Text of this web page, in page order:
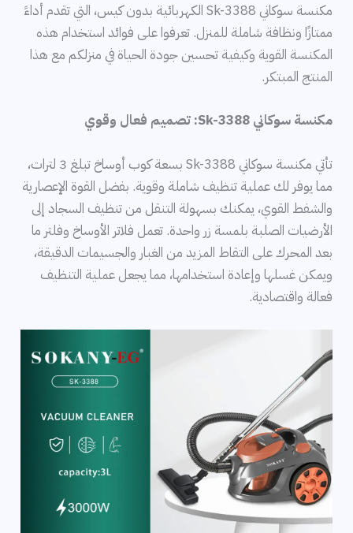
مكنسة سوكاني Sk-3388 الكهربائية بدون كيس، التي تقدم أداءً
ممتازًا ونظافة شاملة للمنزل. تعرفوا على فوائد استخدام هذه
المكنسة القوية وكيفية تحسين جودة الحياة في منزلكم مع هذا
المنتج المبتكر.
مكنسة سوكاني Sk-3388: تصميم فعال وقوي
تأتي مكنسة سوكاني Sk-3388 بسعة كوب أوساخ تبلغ 3 لترات،
مما يوفر لك عملية تنظيف شاملة وقوية. بفضل القوة الإعصارية
والشفط القوي، يمكنك بسهولة التنقل من تنظيف السجاد إلى
الأرضيات الصلبة بلمسة زر واحدة. تعمل فلاتر الأوساخ وفلتر ما
بعد المحرك على التقاط المزيد من الغبار والجسيمات الدقيقة،
ويمكن غسلها وإعادة استخدامها، مما يجعل عملية التنظيف
فعالة واقتصادية.